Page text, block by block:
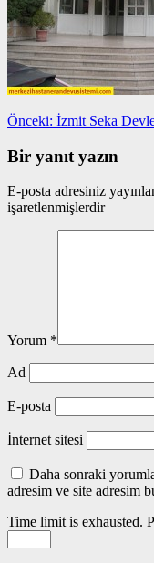
Yazı
gezinmesi
Önceki: Önceki
İzmit Seka
Bir yanıt yazın
E-posta adresiniz
işaretlenmişlerdir
Yorum *
Ad
E-posta
İnternet sitesi
Daha sonraki
adresim ve site adresim
Time limit is exhausted.